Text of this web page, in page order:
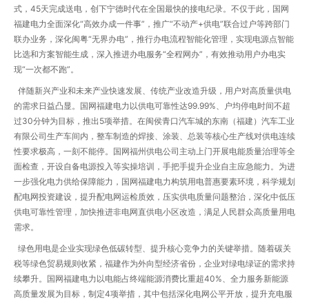
式，45天完成送电，创下宁德时代在全国最快的接电纪录。不仅于此，国网
福建电力全面深化“高效办成一件事”，推广“不动产+供电”联合过户等跨部门
联办业务，深化闽粤“无界办电”，推行办电流程智能化管理，实现电源点智能
比选和方案智能生成，深入推进办电服务“全程网办”，有效推动用户办电实
现“一次都不跑”。
伴随新兴产业和未来产业快速发展、传统产业改造升级，用户对高质量供电
的需求日益凸显。国网福建电力以供电可靠性达99.99%、户均停电时间不超
过30分钟为目标，推出5项举措。在闽侯青口汽车城的东南（福建）汽车工业
有限公司生产车间内，整车制造的焊接、涂装、总装等核心生产线对供电连续
性要求极高，一刻不能停。国网福州供电公司主动上门开展电能质量治理等全
面检查，开设自备电源投入等实操培训，手把手提升企业自主应急能力。为进
一步强化电力供给保障能力，国网福建电力构筑用电普惠要素环境，科学规划
配电网投资建设，提升配电网运检质效，压实供电质量问题整治，深化中低压
供电可靠性管理，加快推进非电网直供电小区改造，满足人民群众高质量用电
需求。
绿色用电是企业实现绿色低碳转型、提升核心竞争力的关键举措。随着碳关
税等绿色贸易规则收紧，福建作为外向型经济省份，企业对绿电绿证的需求持
续攀升。国网福建电力以电能占终端能源消费比重超40%、全力服务新能源
高质量发展为目标，制定4项举措，其中包括深化电网公平开放，提升充电服